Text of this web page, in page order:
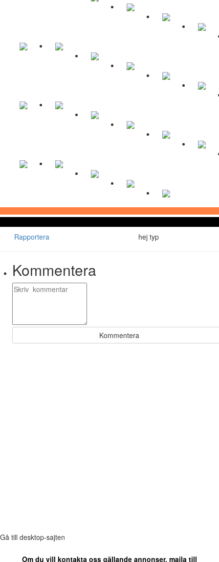
Rapportera hej typ
Kommentera
Kommentera
Gå till desktop-sajten
Om du vill kontakta oss gällande annonser, maila till